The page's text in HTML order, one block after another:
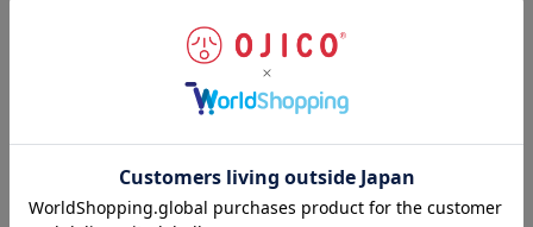
ギフトラッピングのご注文はこちらから